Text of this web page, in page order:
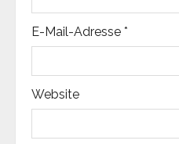
E-Mail-Adresse *
Website